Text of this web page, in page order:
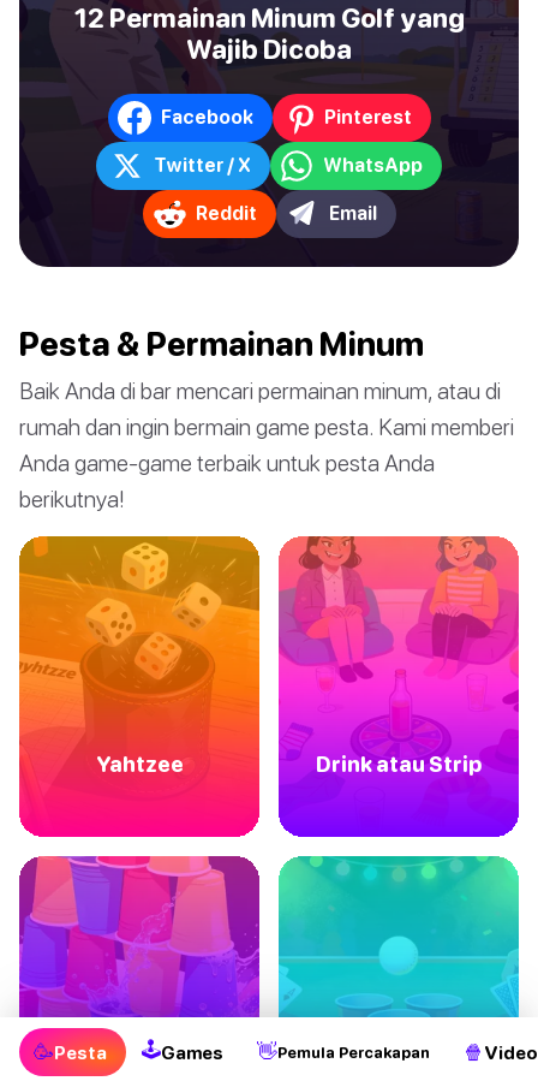
12 Permainan Minum Golf yang
Wajib Dicoba
Facebook Pinterest
Twitter / X WhatsApp
Reddit Email
🥳Pesta 🕹Games 👋Pemula Percakapan 🍿 Video
Pesta & Permainan Minum
Baik Anda di bar mencari permainan minum, atau di
rumah dan ingin bermain game pesta. Kami memberi
Anda game-game terbaik untuk pesta Anda
berikutnya!
Yahtzee Drink atau Strip
Permainan Minum